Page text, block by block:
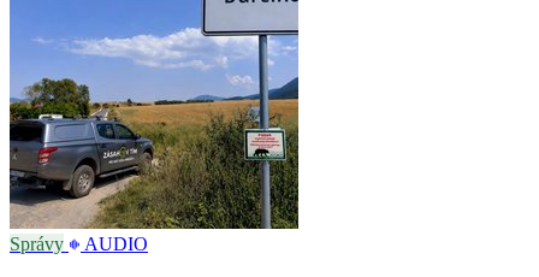
Správy AUDIO